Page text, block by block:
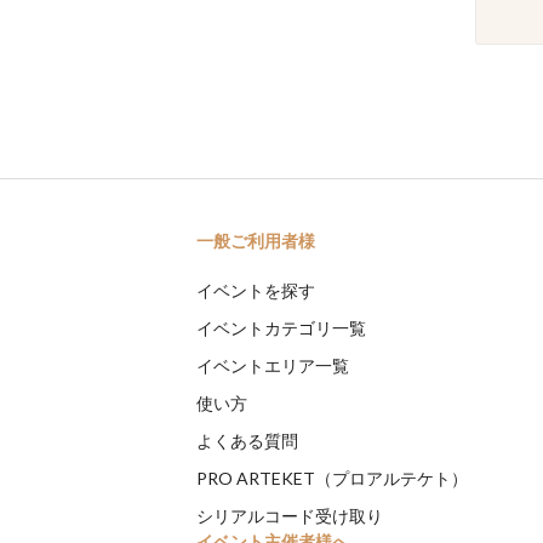
一般ご利用者様
イベントを探す
イベントカテゴリ一覧
イベントエリア一覧
使い方
よくある質問
PRO ARTEKET（プロアルテケト）
シリアルコード受け取り